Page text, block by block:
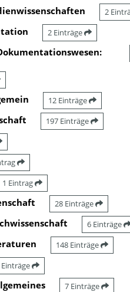
2
2 Einträge
12 Einträge
197 Einträge
1 Eintrag
28 Einträge
6 Einträge
148 Einträge
7 Einträge